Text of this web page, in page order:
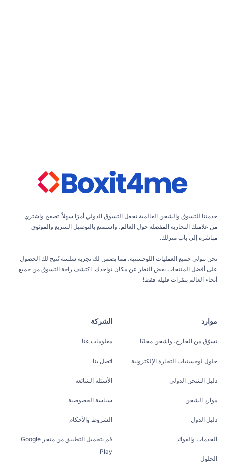
خدمتنا للتسوق والشحن العالمية تجعل التسوق الدولي أمرًا سهلاً. تصفح واشتري
من علامتك التجارية المفضلة حول العالم، واستمتع بالتوصيل السريع والموثوق
مباشرة إلى باب منزلك.
نحن نتولى جميع العمليات اللوجستية، مما يضمن لك تجربة سلسة تُتيح لك الحصول
على أفضل المنتجات بغض النظر عن مكان تواجدك. اكتشف راحة التسوق من جميع
أنحاء العالم بنقرات قليلة فقط!
موارد
تسوّق من الخارج، واشحن محليًا
حلول لوجستيات التجارة الإلكترونية
دليل الشحن الدولي
موارد الشحن
دليل الدول
الخدمات والفوائد
الحلول
الشركة
معلومات عنا
اتصل بنا
الأسئلة الشائعة
سياسة الخصوصية
الشروط والأحكام
قم بتحميل التطبيق من متجر Google
Play